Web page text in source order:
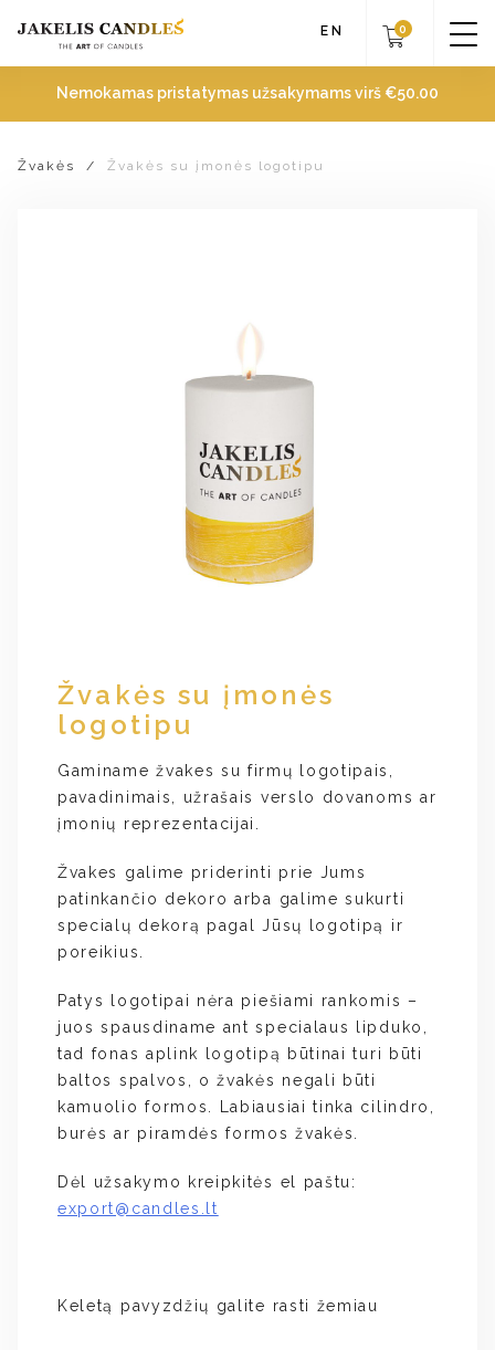
Nemokamas pristatymas užsakymams virš €50.00
EN 0
Žvakės / Žvakės su įmonės logotipu
Žvakės su įmonės
logotipu
Gaminame žvakes su firmų logotipais,
pavadinimais, užrašais verslo dovanoms ar
įmonių reprezentacijai.
Žvakes galime priderinti prie Jums
patinkančio dekoro arba galime sukurti
specialų dekorą pagal Jūsų logotipą ir
poreikius.
Patys logotipai nėra piešiami rankomis –
juos spausdiname ant specialaus lipduko,
tad fonas aplink logotipą būtinai turi būti
baltos spalvos, o žvakės negali būti
kamuolio formos. Labiausiai tinka cilindro,
burės ar piramdės formos žvakės.
Dėl užsakymo kreipkitės el paštu:
export@candles.lt
Keletą pavyzdžių galite rasti žemiau